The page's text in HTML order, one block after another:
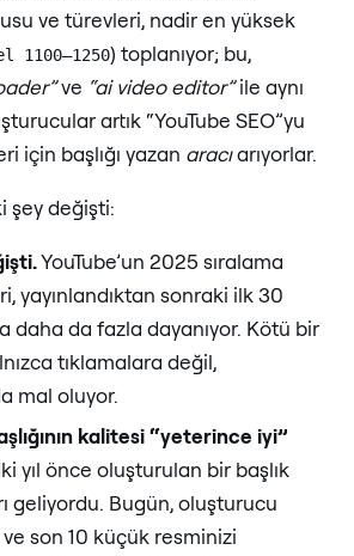
ve türevleri, nadir en yüksek
1100–1250) toplanıyor; bu,
ve “ai video editor”ile aynı
artık “YouTube SEO”yu
için başlığı yazan aracıarıyorlar.
şey değişti:
YouTube’un 2025 sıralama
yayınlandıktan sonraki ilk 30
daha da fazla dayanıyor. Kötü bir
tıklamalara değil,
mal oluyor.
kalitesi “yeterince iyi”
yıl önce oluşturulan bir başlık
geliyordu. Bugün, oluşturucu
son 10 küçük resminizi